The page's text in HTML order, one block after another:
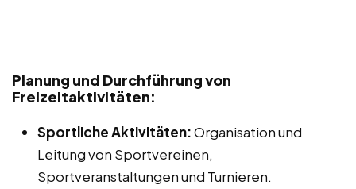
Planung und Durchführung von
Freizeitaktivitäten:
Sportliche Aktivitäten:Organisation und
Leitung von Sportvereinen,
Sportveranstaltungen und Turnieren.